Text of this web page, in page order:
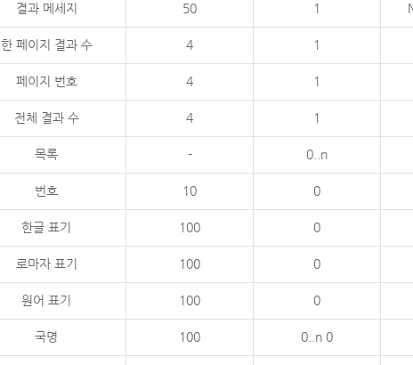
결과 메세지 50 1
한 페이지 결과 수 4 1
페이지 번호 4 1
전체 결과 수 4 1
목록 - 0..n
번호 10 0
한글 표기 100 0
로마자 표기 100 0
원어 표기 100 0
국명 100 0..n 0